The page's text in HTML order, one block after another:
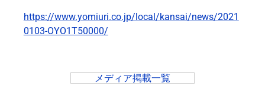
https://www.yomiuri.co.jp/local/kansai/news/2021
0103-OYO1T50000/
メディア掲載一覧